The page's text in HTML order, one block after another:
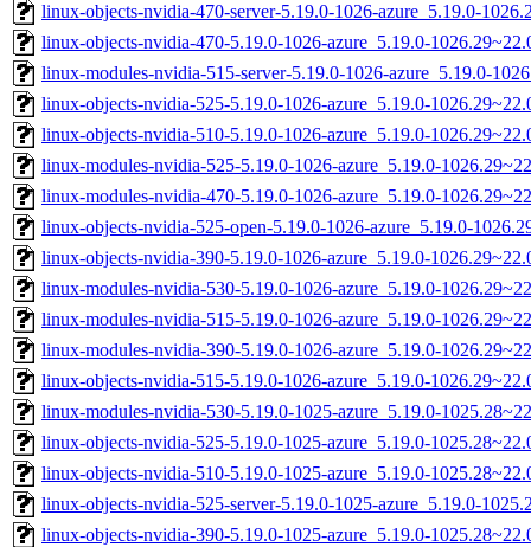
linux-objects-nvidia-470-server-5.19.0-1026-azure_5.19.0-
linux-objects-nvidia-470-5.19.0-1026-azure_5.19.0-
linux-modules-nvidia-515-server-5.19.0-1026-azure_5.19.0-
linux-objects-nvidia-525-5.19.0-1026-azure_5.19.0-
linux-objects-nvidia-510-5.19.0-1026-azure_5.19.0-
linux-modules-nvidia-525-5.19.0-1026-azure_5.19.0-
linux-modules-nvidia-470-5.19.0-1026-azure_5.19.0-
linux-objects-nvidia-525-open-5.19.0-1026-azure_5.19.0-
linux-objects-nvidia-390-5.19.0-1026-azure_5.19.0-
linux-modules-nvidia-530-5.19.0-1026-azure_5.19.0-
linux-modules-nvidia-515-5.19.0-1026-azure_5.19.0-
linux-modules-nvidia-390-5.19.0-1026-azure_5.19.0-
linux-objects-nvidia-515-5.19.0-1026-azure_5.19.0-
linux-modules-nvidia-530-5.19.0-1025-azure_5.19.0-
linux-objects-nvidia-525-5.19.0-1025-azure_5.19.0-
linux-objects-nvidia-510-5.19.0-1025-azure_5.19.0-
linux-objects-nvidia-525-server-5.19.0-1025-azure_5.19.0-
linux-objects-nvidia-390-5.19.0-1025-azure_5.19.0-